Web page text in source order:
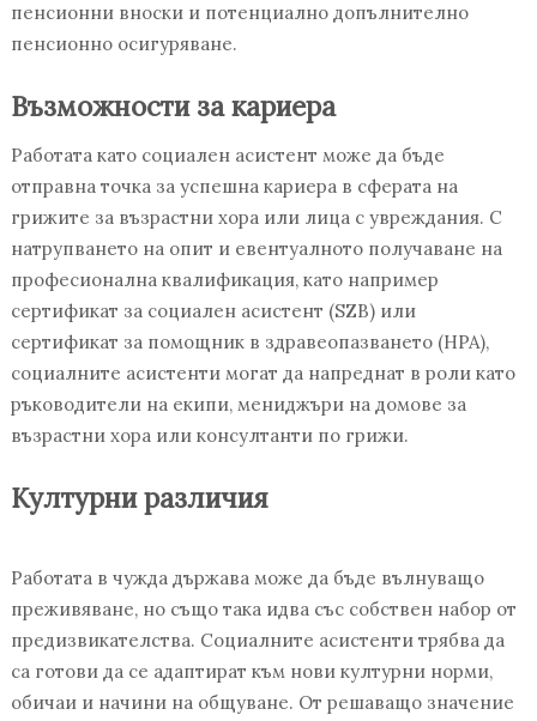
пенсионни вноски и потенциално допълнително
пенсионно осигуряване.
Възможности за кариера
Работата като социален асистент може да бъде
отправна точка за успешна кариера в сферата на
грижите за възрастни хора или лица с увреждания. С
натрупването на опит и евентуалното получаване на
професионална квалификация, като например
сертификат за социален асистент (SZB) или
сертификат за помощник в здравеопазването (HPA),
социалните асистенти могат да напреднат в роли като
ръководители на екипи, мениджъри на домове за
възрастни хора или консултанти по грижи.
Културни различия
Работата в чужда държава може да бъде вълнуващо
преживяване, но също така идва със собствен набор от
предизвикателства. Социалните асистенти трябва да
са готови да се адаптират към нови културни норми,
обичаи и начини на общуване. От решаващо значение